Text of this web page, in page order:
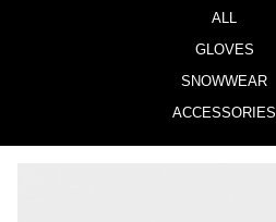
ALL
GLOVES
SNOWWEAR
ACCESSORIES